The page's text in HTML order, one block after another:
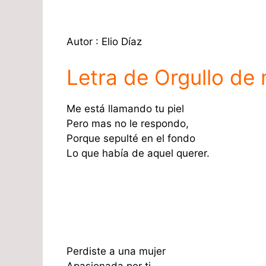
Autor : Elio Díaz
Letra de Orgullo de
Me está llamando tu piel
Pero mas no le respondo,
Porque sepulté en el fondo
Lo que había de aquel querer.
Perdiste a una mujer